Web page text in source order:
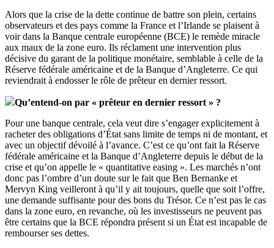
Alors que la crise de la dette continue de battre son plein, certains
observateurs et des pays comme la France et l’Irlande se plaisent à
voir dans la Banque centrale européenne (BCE) le remède miracle
aux maux de la zone euro. Ils réclament une intervention plus
décisive du garant de la politique monétaire, semblable à celle de la
Réserve fédérale américaine et de la Banque d’Angleterre. Ce qui
reviendrait à endosser le rôle de prêteur en dernier ressort.
Qu’entend-on par « prêteur en dernier ressort » ?
Pour une banque centrale, cela veut dire s’engager explicitement à
racheter des obligations d’État sans limite de temps ni de montant, et
avec un objectif dévoilé à l’avance. C’est ce qu’ont fait la Réserve
fédérale américaine et la Banque d’Angleterre depuis le début de la
crise et qu’on appelle le « quantitative easing ». Les marchés n’ont
donc pas l’ombre d’un doute sur le fait que Ben Bernanke et
Mervyn King veilleront à qu’il y ait toujours, quelle que soit l’offre,
une demande suffisante pour des bons du Trésor. Ce n’est pas le cas
dans la zone euro, en revanche, où les investisseurs ne peuvent pas
être certains que la BCE répondra présent si un État est incapable de
rembourser ses dettes.